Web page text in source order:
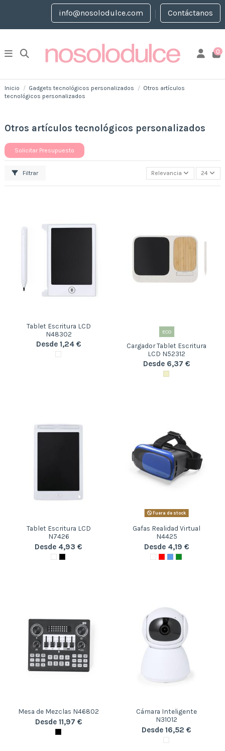
info@nosolodulce.com Contáctanos
0
Inicio Gadgets tecnológicos personalizados
Otros artículos
tecnológicos personalizados
Otros artículos tecnológicos personalizados
Solicitar Presupuesto
Filtrar Relevancia 24
Tablet Escritura LCD
N48302
Desde 1,24 €
ECO
Cargador Tablet Escritura
LCD N52312
Desde 6,37 €
Tablet Escritura LCD
N7426
Desde 4,93 €
Fuera de stock
Gafas Realidad Virtual
N4425
Desde 4,19 €
Mesa de Mezclas N46802
Desde 11,97 €
Cámara Inteligente
N31012
Desde 16,52 €